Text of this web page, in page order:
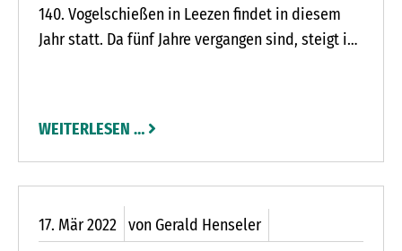
140. Vogelschießen in Leezen findet in diesem
Jahr statt. Da fünf Jahre vergangen sind, steigt in
WEITERLESEN …
17. Mär2022 von Gerald Henseler